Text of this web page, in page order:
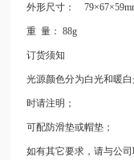
外形尺寸： 79×67×
重 量： 88g
订货须知
光源颜色分为白光和暖
时请注明；
可配防滑垫或帽垫；
如有其它要求，请与公司